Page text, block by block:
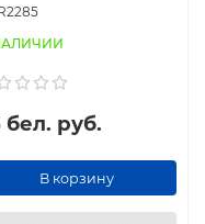
бел. руб.
В корзину